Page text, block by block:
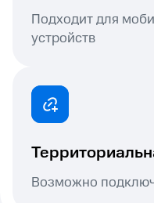
Подходит для
устройств
Возможно